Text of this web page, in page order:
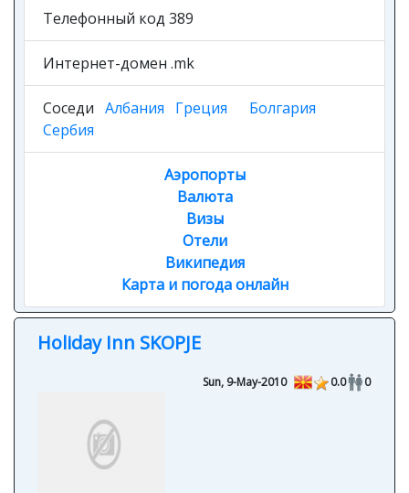
Телефонный код 389
Интернет-домен .mk
Соседи Албания Греция
Болгария
Сербия
Аэропорты
Валюта
Визы
Отели
Википедия
Карта и погода онлайн
Holiday Inn SKOPJE
Sun, 9-May-2010 0.0 0